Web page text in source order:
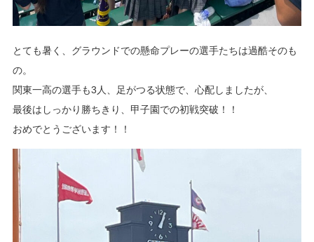
とても暑く、グラウンドでの懸命プレーの選手たちは過酷そのも
の。
関東一高の選手も3人、足がつる状態で、心配しましたが、
最後はしっかり勝ちきり、甲子園での初戦突破！！
おめでとうございます！！